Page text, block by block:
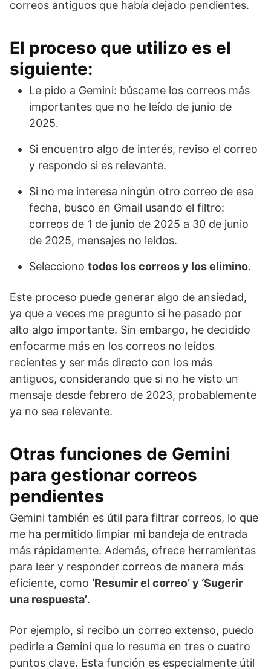
correos antiguos que había dejado pendientes.
El proceso que utilizo es el
siguiente:
Le pido a Gemini: búscame los correos más
importantes que no he leído de junio de
2025.
Si encuentro algo de interés, reviso el correo
y respondo si es relevante.
Si no me interesa ningún otro correo de esa
fecha, busco en Gmail usando el filtro:
correos de 1 de junio de 2025 a 30 de junio
de 2025, mensajes no leídos.
Selecciono todos los correos y los elimino.
Este proceso puede generar algo de ansiedad,
ya que a veces me pregunto si he pasado por
alto algo importante. Sin embargo, he decidido
enfocarme más en los correos no leídos
recientes y ser más directo con los más
antiguos, considerando que si no he visto un
mensaje desde febrero de 2023, probablemente
ya no sea relevante.
Otras funciones de Gemini
para gestionar correos
pendientes
Gemini también es útil para filtrar correos, lo que
me ha permitido limpiar mi bandeja de entrada
más rápidamente. Además, ofrece herramientas
para leer y responder correos de manera más
eficiente, como ‘Resumir el correo’ y ‘Sugerir
una respuesta’.
Por ejemplo, si recibo un correo extenso, puedo
pedirle a Gemini que lo resuma en tres o cuatro
puntos clave. Esta función es especialmente útil